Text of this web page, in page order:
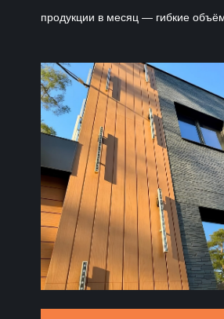
продукции в месяц — гибкие